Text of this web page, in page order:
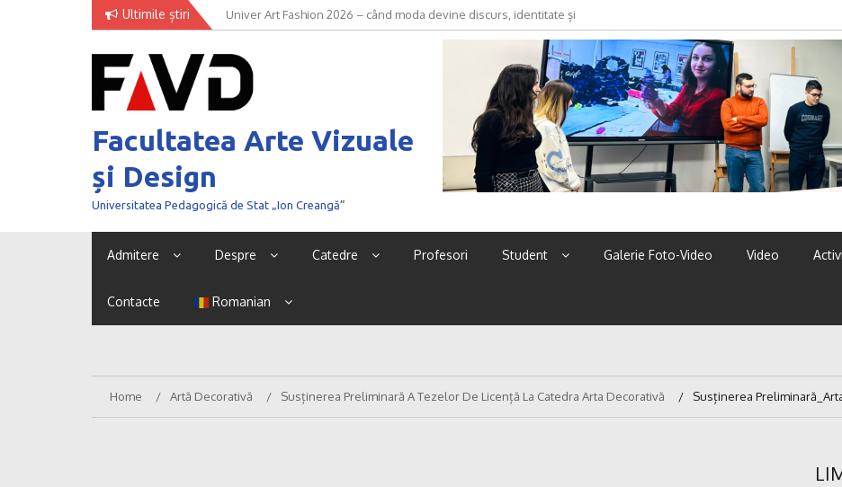
Ultimile știri
Univer Art Fashion 2026 – când moda devine discurs, identitate și
curaj de a fi văzut
Facultatea Arte Vizuale
și Design
Universitatea Pedagogică de Stat „Ion Creangă”
Admitere Despre Catedre Profesori Student Galerie Foto-Video Video
Contacte Romanian
Home Artă Decorativă Susținerea Preliminară A Tezelor De Licență La Catedra Arta Decorativă Susținerea